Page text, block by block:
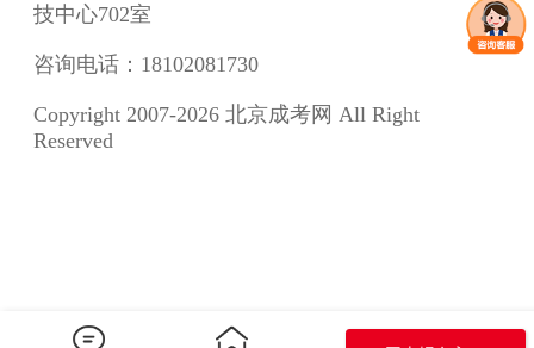
技中心702室
咨询电话：18102081730
Copyright 2007-2026 北京成考网 All Right
Reserved